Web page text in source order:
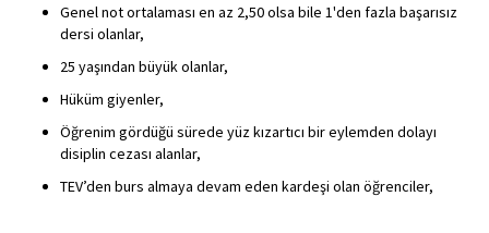
Genel not ortalaması en az 2,50 olsa bile 1'den fazla başarısız
dersi olanlar,
25 yaşından büyük olanlar,
Hüküm giyenler,
Öğrenim gördüğü sürede yüz kızartıcı bir eylemden dolayı
disiplin cezası alanlar,
TEV’den burs almaya devam eden kardeşi olan öğrenciler,